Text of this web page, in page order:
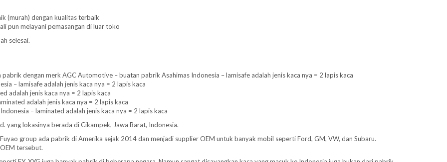
(murah) dengan kualitas terbaik
pun melayani pemasangan di luar toko
selesai.
pabrik dengan merk AGC Automotive – buatan pabrik Asahimas Indonesia – lamisafe adalah jenis kaca nya = 2 lapis kaca
– lamisafe adalah jenis kaca nya = 2 lapis kaca
adalah jenis kaca nya = 2 lapis kaca
adalah jenis kaca nya = 2 lapis kaca
– laminated adalah jenis kaca nya = 2 lapis kaca
yang lokasinya berada di Cikampek, Jawa Barat, Indonesia.
group ada pabrik di Amerika sejak 2014 dan menjadi supplier OEM untuk banyak mobil seperti Ford, GM, VW, dan Subaru.
tersebut.